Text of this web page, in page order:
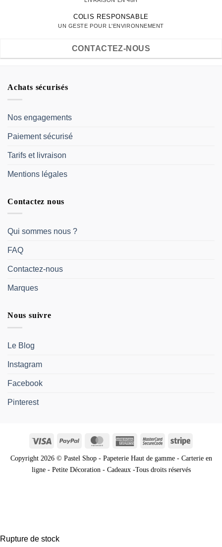
COLIS RESPONSABLE
UN GESTE POUR L'ENVIRONNEMENT
CONTACTEZ-NOUS
Achats sécurisés
Nos engagements
Paiement sécurisé
Tarifs et livraison
Mentions légales
Contactez nous
Qui sommes nous ?
FAQ
Contactez-nous
Marques
Nous suivre
Le Blog
Instagram
Facebook
Pinterest
Visa PayPal MasterCardAmericanMasterCardStripe
Copyright 2026 © Pastel Shop - Papeterie Haut de gamme - Carterie en
ligne - Petite Décoration - Cadeaux -Tous droits réservés
Rupture de stock